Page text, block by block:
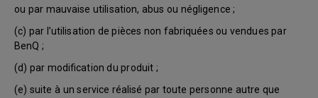
ou par mauvaise utilisation, abus ou négligence ;
(c) par l’utilisation de pièces non fabriquées ou vendues par
BenQ ;
(d) par modification du produit ;
(e) suite à un service réalisé par toute personne autre que